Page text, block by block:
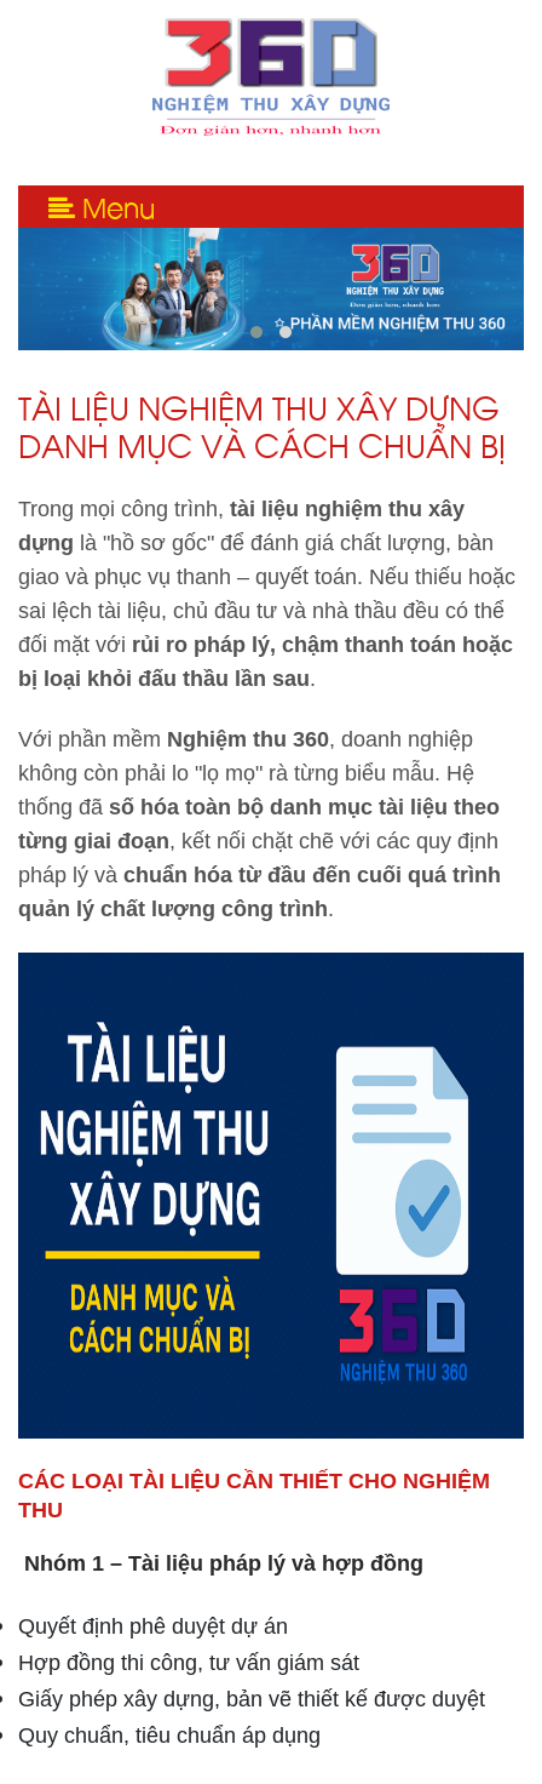
Menu
TÀI LIỆU NGHIỆM THU XÂY DỰNG
DANH MỤC VÀ CÁCH CHUẨN BỊ
Trong mọi công trình, tài liệu nghiệm thu xây
dựng là "hồ sơ gốc" để đánh giá chất lượng, bàn
giao và phục vụ thanh – quyết toán. Nếu thiếu hoặc
sai lệch tài liệu, chủ đầu tư và nhà thầu đều có thể
đối mặt với rủi ro pháp lý, chậm thanh toán hoặc
bị loại khỏi đấu thầu lần sau.
Với phần mềm Nghiệm thu 360, doanh nghiệp
không còn phải lo "lọ mọ" rà từng biểu mẫu. Hệ
thống đã số hóa toàn bộ danh mục tài liệu theo
từng giai đoạn, kết nối chặt chẽ với các quy định
pháp lý và chuẩn hóa từ đầu đến cuối quá trình
quản lý chất lượng công trình.
CÁC LOẠI TÀI LIỆU CẦN THIẾT CHO NGHIỆM
THU
Nhóm 1 – Tài liệu pháp lý và hợp đồng
Quyết định phê duyệt dự án
Hợp đồng thi công, tư vấn giám sát
Giấy phép xây dựng, bản vẽ thiết kế được duyệt
Quy chuẩn, tiêu chuẩn áp dụng